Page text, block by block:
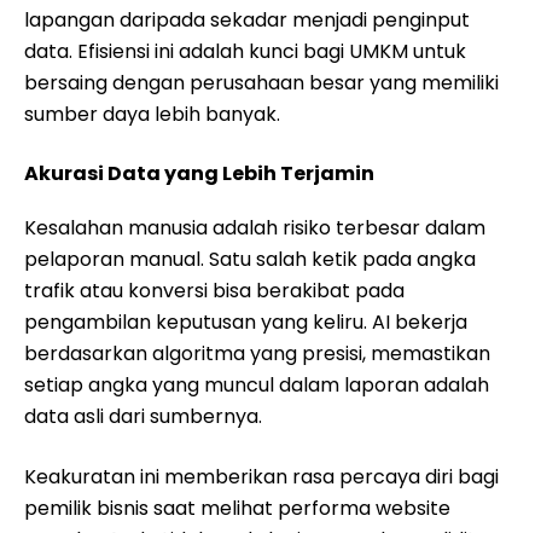
lapangan daripada sekadar menjadi penginput
data. Efisiensi ini adalah kunci bagi UMKM untuk
bersaing dengan perusahaan besar yang memiliki
sumber daya lebih banyak.
Akurasi Data yang Lebih Terjamin
Kesalahan manusia adalah risiko terbesar dalam
pelaporan manual. Satu salah ketik pada angka
trafik atau konversi bisa berakibat pada
pengambilan keputusan yang keliru. AI bekerja
berdasarkan algoritma yang presisi, memastikan
setiap angka yang muncul dalam laporan adalah
data asli dari sumbernya.
Keakuratan ini memberikan rasa percaya diri bagi
pemilik bisnis saat melihat performa website